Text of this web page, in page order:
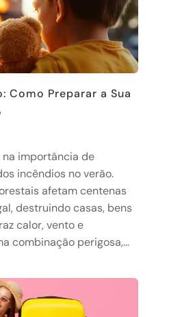
Como Preparar a Sua
na importância de
incêndios no verão.
afetam centenas
destruindo casas, bens
calor, vento e
combinação perigosa,...